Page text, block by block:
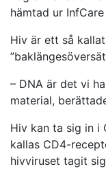
hämtad ur
Hiv är ett så
– DNA är det vi
material,
Hiv kan ta sig in i
kallas CD4-
hivviruset tagit